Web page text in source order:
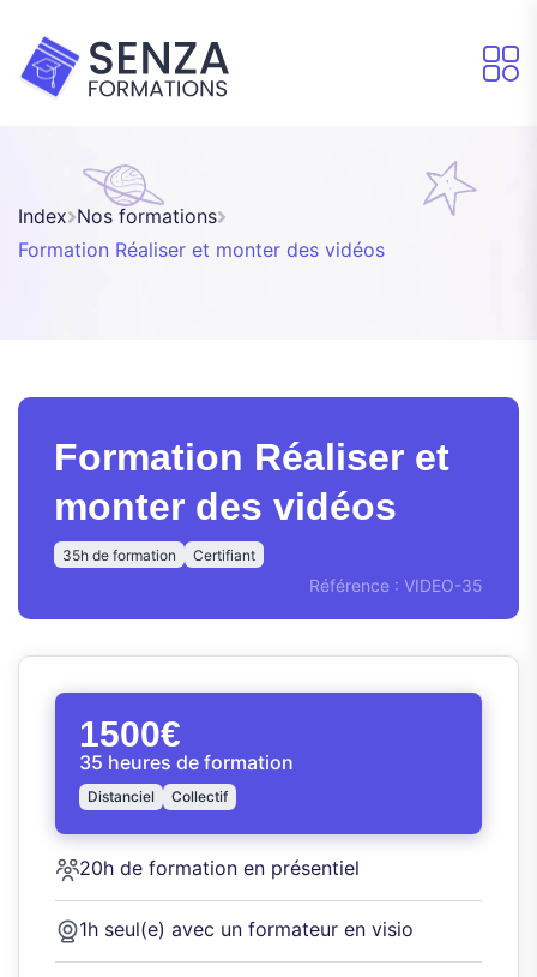
Index Nos formations
Formation Réaliser et monter des vidéos
Formation Réaliser et
monter des vidéos
35h de formation Certifiant
Référence : VIDEO-35
1500€
35 heures de formation
Distanciel Collectif
20h de formation en présentiel
1h seul(e) avec un formateur en visio